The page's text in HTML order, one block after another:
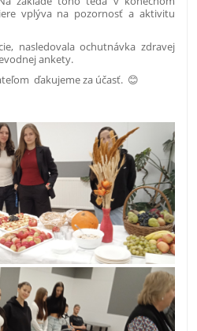
vplýva na pozornosť a aktivitu
nasledovala ochutnávka zdravej
ankety.
ďakujeme za účasť. 😊